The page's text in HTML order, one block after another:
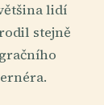
lidí
stejně